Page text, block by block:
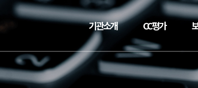
기관소개 CC평가